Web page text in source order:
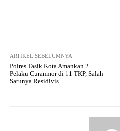
ARTIKEL SEBELUMNYA
Polres Tasik Kota Amankan 2
Pelaku Curanmor di 11 TKP, Salah
Satunya Residivis